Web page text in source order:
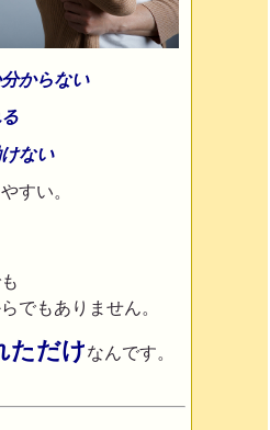
からない
ない
すい。
でもありません。
ただけなんです。